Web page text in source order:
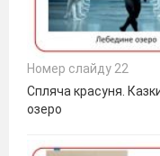
Номер слайду 22
Спляча красуня.
озеро